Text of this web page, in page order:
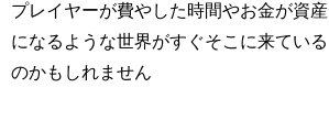
プレイヤーが費やした時間やお金が資産
になるような世界がすぐそこに来ている
のかもしれません